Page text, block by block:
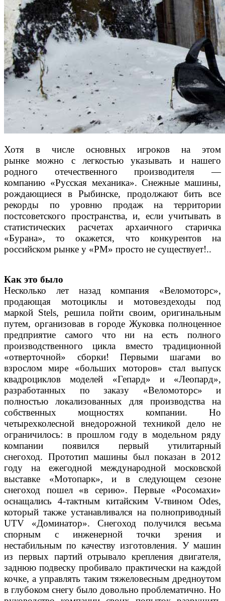
Хотя в числе основных игроков на этом
рынке можно с легкостью указывать и нашего
родного отечественного производителя —
компанию «Русская механика». Снежные машины,
рождающиеся в Рыбинске, продолжают бить все
рекорды по уровню продаж на территории
постсоветского пространства, и, если учитывать в
статистических расчетах архаичного старичка
«Бурана», то окажется, что конкурентов на
российском рынке у «РМ» просто не существует!..
Как это было
Несколько лет назад компания «Веломоторс»,
продающая мотоциклы и мотовездеходы под
маркой Stels, решила пойти своим, оригинальным
путем, организовав в городе Жуковка полноценное
предприятие самого что ни на есть полного
производственного цикла вместо традиционной
«отверточной» сборки! Первыми шагами во
взрослом мире «больших моторов» стал выпуск
квадроциклов моделей «Гепард» и «Леопард»,
разработанных по заказу «Веломоторс» и
полностью локализованных для производства на
собственных мощностях компании. Но
четырехколесной внедорожной техникой дело не
ограничилось: в прошлом году в модельном ряду
компании появился первый утилитарный
снегоход. Прототип машины был показан в 2012
году на ежегодной международной московской
выставке «Мотопарк», и в следующем сезоне
снегоход пошел «в серию». Первые «Росомахи»
оснащались 4-тактным китайским V-твином Odes,
который также устанавливался на полноприводный
UTV «Доминатор». Снегоход получился весьма
спорным с инженерной точки зрения и
нестабильным по качеству изготовления. У машин
из первых партий отрывало крепления двигателя,
заднюю подвеску пробивало практически на каждой
кочке, а управлять таким тяжеловесным дредноутом
в глубоком снегу было довольно проблематично. Но